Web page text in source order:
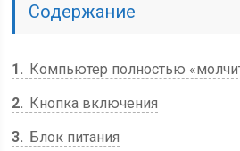
Содержание
1
Компьютер полностью
2
Кнопка включения
3
Блок питания